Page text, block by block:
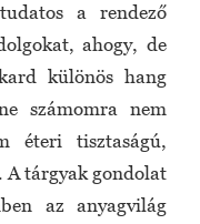
a rendező
ahogy, de
különös hang
számomra nem
éteri tisztaságú,
tárgyak gondolat
az anyagvilág